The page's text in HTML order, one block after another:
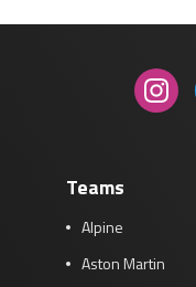
Teams
Alpine
Aston Martin